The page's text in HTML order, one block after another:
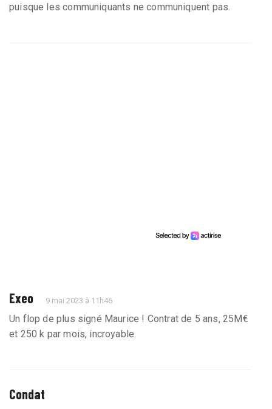
puisque les communiquants ne communiquent pas.
Exeo 9 mai 2023 à 11h46
Un flop de plus signé Maurice ! Contrat de 5 ans, 25M€
et 250 k par mois, incroyable.
CondateFan